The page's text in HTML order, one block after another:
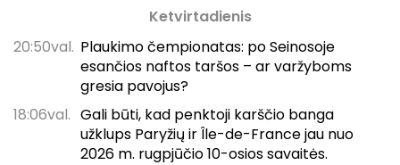
Ketvirtadienis
20:50val. Plaukimo čempionatas: po Seinosoje
esančios naftos taršos – ar varžyboms
gresia pavojus?
18:06val. Gali būti, kad penktoji karščio banga
užklups Paryžių ir Île-de-France jau nuo
2026 m. rugpjūčio 10-osios savaitės.